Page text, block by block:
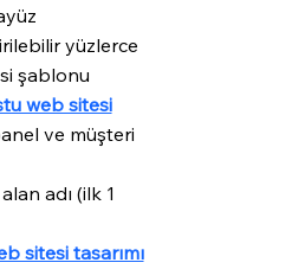
yüzlerce
şablonu
web sitesi
ve müşteri
adı (ilk 1
sitesi tasarımı